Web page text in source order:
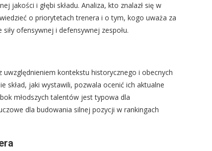
jakości i głębi składu. Analiza, kto znalazł się w
o priorytetach trenera i o tym, kogo uważa za
ofensywnej i defensywnej zespołu.
kontekstu historycznego i obecnych
skład, jaki wystawili, pozwala ocenić ich aktualne
młodszych talentów jest typowa dla
dla budowania silnej pozycji w rankingach